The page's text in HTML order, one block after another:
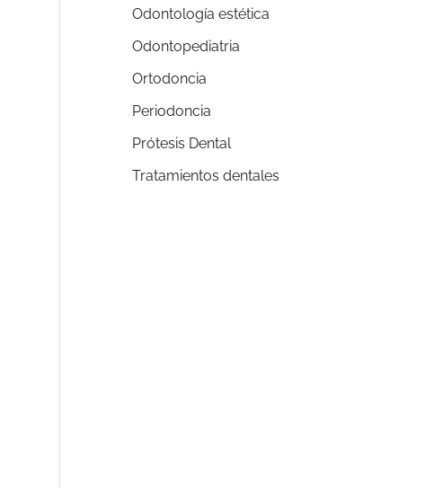
Odontología estética
Odontopediatria
Ortodoncia
Periodoncia
Prótesis Dental
Tratamientos dentales